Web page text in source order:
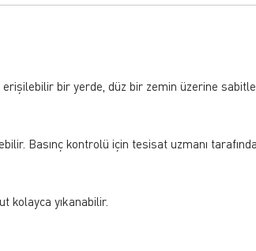
bir yerde, düz bir zemin üzerine
Basınç kontrolü için tesisat uzmanı
kolayca yıkanabilir.